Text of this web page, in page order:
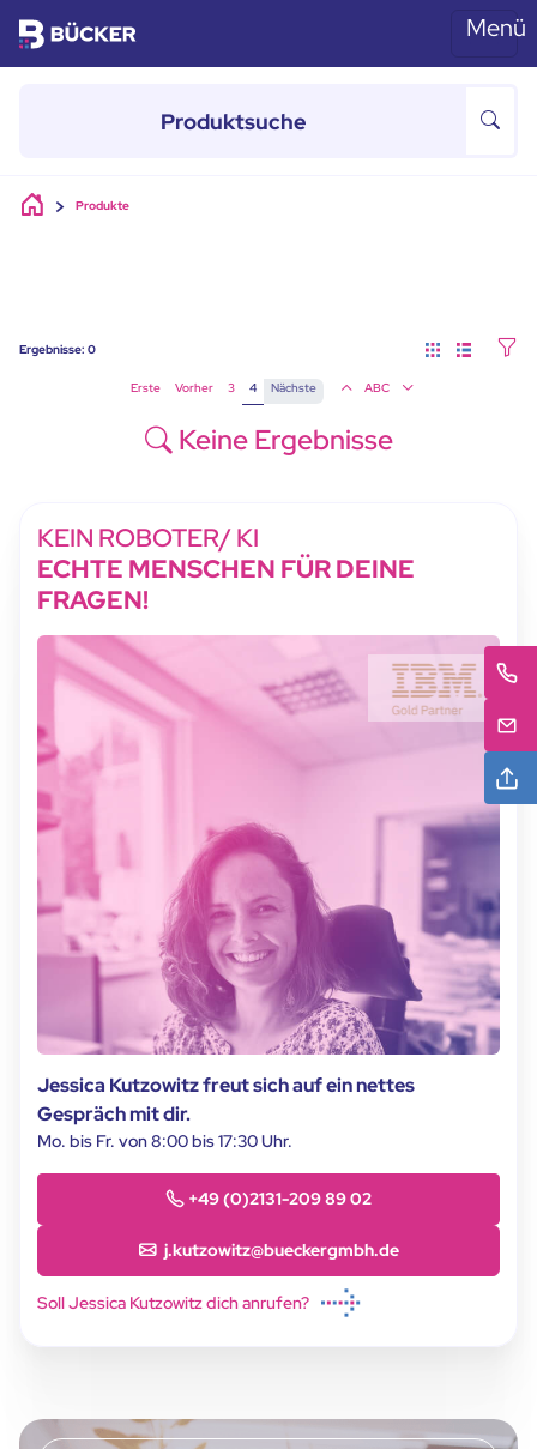
Skip to main content Menü
Produkte
Ergebnisse: 0
Erste Vorher 3 4 Nächste ABC
Keine Ergebnisse
KEIN ROBOTER/ KI
ECHTE MENSCHEN FÜR DEINE
FRAGEN!
Jessica Kutzowitz freut sich auf ein nettes
Gespräch mit dir.
Mo. bis Fr. von 8:00 bis 17:30 Uhr.
+49 (0)2131-209 89 02
j.kutzowitz@bueckergmbh.de
Soll Jessica Kutzowitz dich anrufen?